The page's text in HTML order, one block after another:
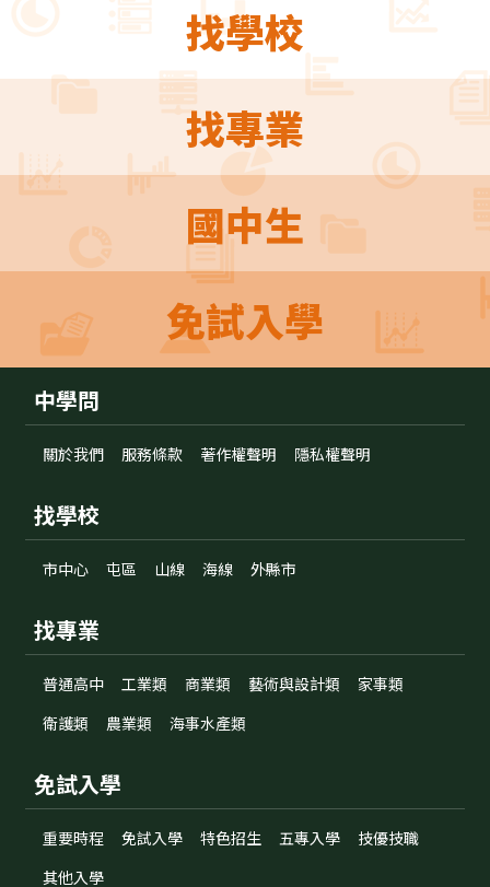
找學校
找專業
國中生
免試入學
中學問
關於我們 服務條款 著作權聲明 隱私權聲明
找學校
市中心 屯區 山線 海線 外縣市
找專業
普通高中 工業類 商業類 藝術與設計類
家事類
衛護類
農業類 海事水產類
免試入學
重要時程 免試入學 特色招生 五專入學
技優技職
其他入學